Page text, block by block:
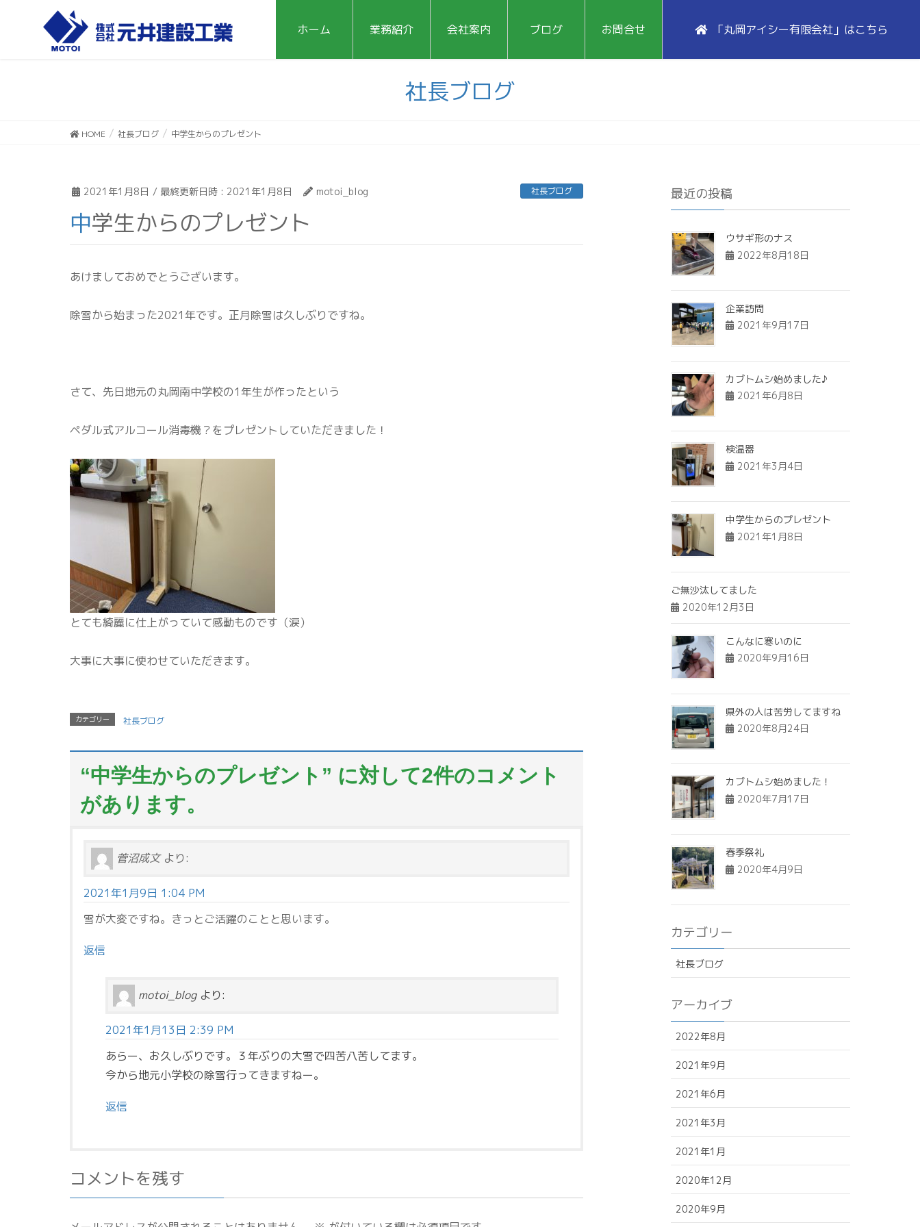
ホーム 業務紹介 会社案内 ブログ お問合せ 「丸岡アイシー有限会社」はこちら
社長ブログ
HOME 社長ブログ 中学生からのプレゼント
2021年1月8日 / 最終更新日時 : 2021年1月8日 motoi_blog 社長ブログ
中学生からのプレゼント
あけましておめでとうございます。
除雪から始まった2021年です。正月除雪は久しぶりですね。
さて、先日地元の丸岡南中学校の1年生が作ったという
ペダル式アルコール消毒機？をプレゼントしていただきました！
とても綺麗に仕上がっていて感動ものです（涙）
大事に大事に使わせていただきます。
カテゴリー 社長ブログ
“中学生からのプレゼント ” に対して2件のコメント
があります。
菅沼成文 より:
2021年1月9日 1:04 PM
雪が大変ですね。きっとご活躍のことと思います。
返信
motoi_blog より:
2021年1月13日 2:39 PM
あらー、お久しぶりです。３年ぶりの大雪で四苦八苦してます。
今から地元小学校の除雪行ってきますねー。
返信
コメントを残す
最近の投稿
ウサギ形のナス
2022年8月18日
企業訪問
2021年9月17日
カブトムシ始めました♪
2021年6月8日
検温器
2021年3月4日
中学生からのプレゼント
2021年1月8日
ご無沙汰してました
2020年12月3日
こんなに寒いのに
2020年9月16日
県外の人は苦労してますね
2020年8月24日
カブトムシ始めました！
2020年7月17日
春季祭礼
2020年4月9日
カテゴリー
社長ブログ
アーカイブ
2022年8月
2021年9月
2021年6月
2021年3月
2021年1月
2020年12月
2020年9月